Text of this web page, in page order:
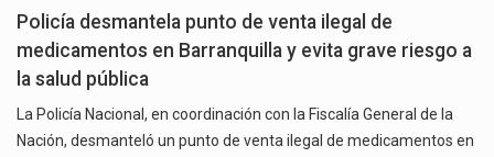
Policía desmantela punto de venta ilegal de
medicamentos en Barranquilla y evita grave riesgo a
la salud pública
La Policía Nacional, en coordinación con la Fiscalía General de la
Nación, desmanteló un punto de venta ilegal de medicamentos en